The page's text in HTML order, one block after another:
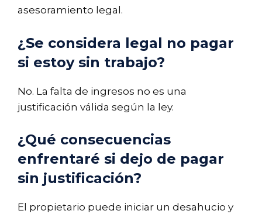
asesoramiento legal.
¿Se considera legal no pagar
si estoy sin trabajo?
No. La falta de ingresos no es una
justificación válida según la ley.
¿Qué consecuencias
enfrentaré si dejo de pagar
sin justificación?
El propietario puede iniciar un desahucio y